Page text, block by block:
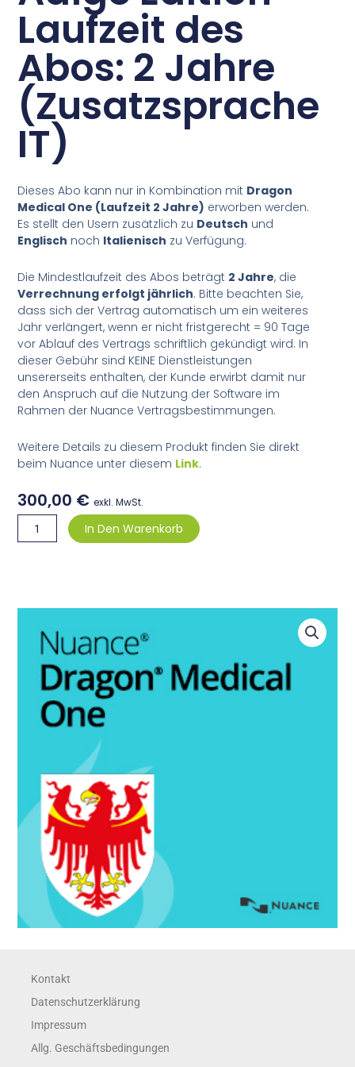
Laufzeit des
Abos: 2 Jahre
(Zusatzsprache
IT)
Dieses Abo kann nur in Kombination mit Dragon
Medical One (Laufzeit 2 Jahre) erworben werden.
Es stellt den Usern zusätzlich zu Deutsch und
Englisch noch Italienisch zu Verfügung.
Die Mindestlaufzeit des Abos beträgt 2 Jahre, die
Verrechnung erfolgt jährlich. Bitte beachten Sie,
dass sich der Vertrag automatisch um ein weiteres
Jahr verlängert, wenn er nicht fristgerecht = 90 Tage
vor Ablauf des Vertrags schriftlich gekündigt wird. In
dieser Gebühr sind KEINE Dienstleistungen
unsererseits enthalten, der Kunde erwirbt damit nur
den Anspruch auf die Nutzung der Software im
Rahmen der Nuance Vertragsbestimmungen.
Weitere Details zu diesem Produkt finden Sie direkt
beim Nuance unter diesem Link.
300,00 € exkl. MwSt.
DMO
Subscription
Laufzeit
(Zusatzsprache
Menge
In Den Warenkorb
Kontakt
Datenschutzerklärung
Impressum
Allg. Geschäftsbedingungen